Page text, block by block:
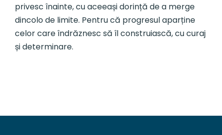
privesc înainte, cu aceeași dorință de a merge
dincolo de limite. Pentru că progresul aparține
celor care îndrăznesc să îl construiască, cu curaj
și determinare.